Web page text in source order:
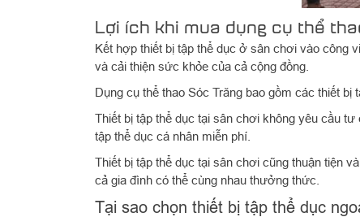
Lợi ích khi mua dụng cụ thể
Kết hợp thiết bị tập thể dục ở sân chơi vào
và cải thiện sức khỏe của cả cộng đồng.
Dụng cụ thể thao Sóc Trăng bao gồm các thiết
Thiết bị tập thể dục tại sân chơi không yêu cầu
tập thể dục cá nhân miễn phí.
Thiết bị tập thể dục tại sân chơi cũng thuận tiện
cả gia đình có thể cùng nhau thưởng thức.
Tại sao chọn thiết bị tập thể dục